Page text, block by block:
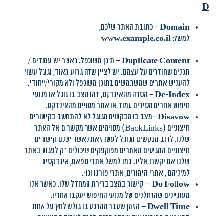
D
Domain– כתובת האתר שלכם,
למשל: www.example.co.il
Duplicate Content– תוכן משוכפל. כאשר יש עמודים /
תכנים שחוזרים על עצמם. יש לציין שזה גרוע מאוד, וגוגל עשוי
להעניש אתרים שמשתמשים בתוכן משוכפל ולא מקורי/ייחודי.
De-Index– הסרה מהאינדקס, זהו מצב בו גוגל או מנועי
חיפוש אחרים מסירים עמוד או אתר מסויים מהאינדקס.
Disavow–מצב בו מבקשים מגוגל לא להתחשב בקישורים
חיצוניים (BackLinks) מסוימים אשר מקשרים אל האתר
שלנו. לרוב מבקשים מגוגל לעשו זאת כאשר ישנם קישורים
חיצוניים המגיעים מאתרים מפוקפקים שיכולים רק לפגוע באתר
שלנו אם יקשרו אליו. כמו למשל אתרי ספאם, אינדקסים
למיניהם , אתרי הימורים, אתרי פורנו וכו׳.
Do Follow – קישור במצב ברירת המחדל שלו. כאשר אנו
מעוניינים שהזחלנים של מנועי החיפוש יעקבו אחריו.
Dwell Time– הזמן שעבר מהרגע בו גולש לחץ על אחת